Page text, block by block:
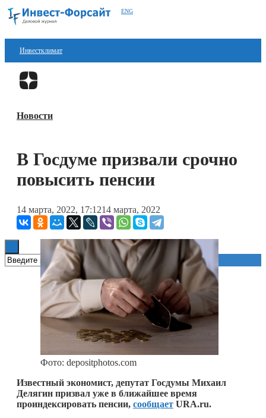
ENG
Инвестклимат
Финансы
Блокчейн
Книги
Новости
В Госдуме призвали срочно
повысить пенсии
14 марта, 2022, 17:1214 марта, 2022
Фото: depositphotos.com
Известный экономист, депутат Госдумы Михаил
Делягин призвал уже в ближайшее время
проиндексировать пенсии, сообщает URA.ru.